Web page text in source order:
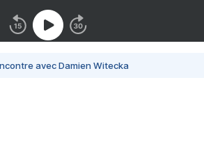
avec Damien Witecka